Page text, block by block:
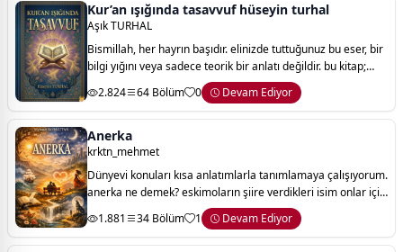
Kur’an ışığında tasavvuf hüseyin turhal
Aşık TURHAL
Bismillah, her hayrın başıdır. elinizde tuttuğunuz bu eser, bir
bilgi yığını veya sadece teorik bir anlatı değildir. bu kitap;
ruhun gurbetinden asıl vatanına duyduğu özlemin, kâinatın
kalbi olan kur
2.824 64 Bölüm 0 Devam Ediyor
Anerka
krktn_mehmet
Dünyevi konuları kısa anlatımlarla tanımlamaya çalışıyorum.
anerka ne demek? eskimoların şiire verdikleri isim onlar için
şiir bir nefer almak kadar önemli.
1.881 34 Bölüm 1 Devam Ediyor